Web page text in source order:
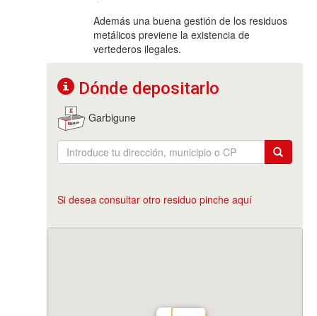
Además una buena gestión de los residuos
metálicos previene la existencia de
vertederos ilegales.
Dónde depositarlo
Garbigune
Si desea consultar otro residuo pinche aquí